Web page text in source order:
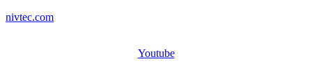
nivtec.com
Youtube